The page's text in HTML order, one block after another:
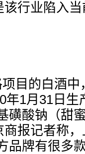
行业陷入
目的白酒
1月31日生
磺酸钠（甜
报记者称
品牌有很多